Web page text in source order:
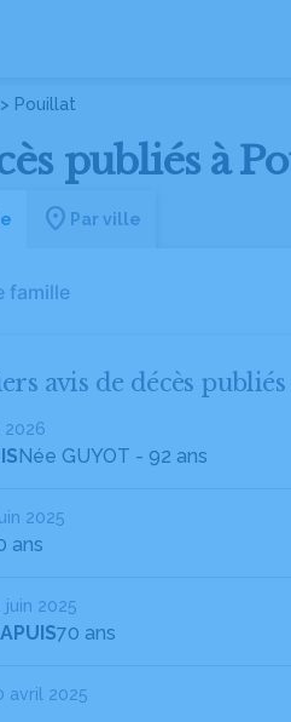
> Pouillat
publiés à
Par ville
avis de décès
2026
Née GUYOT - 92 ans
2025
ans
2025
70 ans
avril 2025